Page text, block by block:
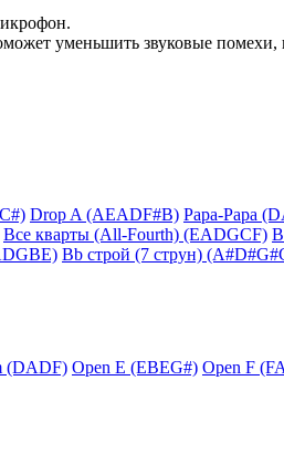
уменьшить звуковые
Drop A (AEADF#B) Papa-Papa
Все кварты (All-Fourth) (EADGCF)
Bb строй (7 струн)
(DADF) Open E (EBEG#) Open F